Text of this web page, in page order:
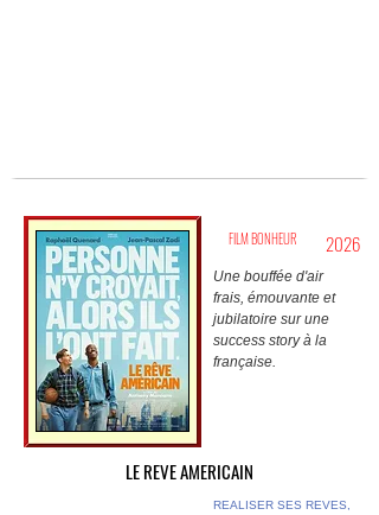
FILM BONHEUR 2026
Une bouffée d'air
frais, émouvante et
jubilatoire sur une
success story à la
française.
LE REVE AMERICAIN
REALISER SES REVES,